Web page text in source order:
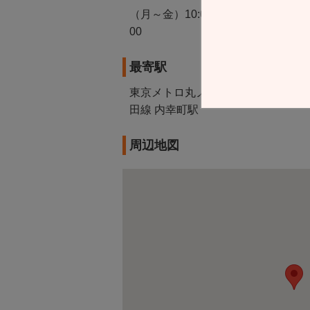
（月～金）10:00～22:00（土）
00
最寄駅
東京メトロ丸ノ内線・日比谷線・千
田線 内幸町駅
周辺地図